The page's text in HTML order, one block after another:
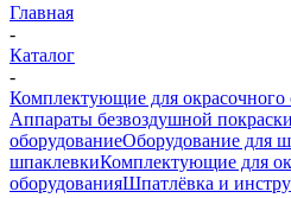
Главная
-
Каталог
-
Комплектующие для окрасочного
Аппараты безвоздушной покраски
оборудованиеОборудование для
шпаклевкиКомплектующие для
оборудованияШпатлёвка и